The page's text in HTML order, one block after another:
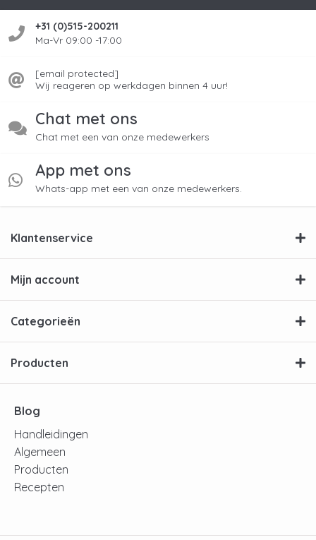
+31 (0)515-200211
Ma-Vr 09:00 -17:00
[email protected]
Wij reageren op werkdagen binnen 4 uur!
Chat met ons
Chat met een van onze medewerkers
App met ons
Whats-app met een van onze medewerkers.
Klantenservice
Mijn account
Categorieën
Producten
Blog
Handleidingen
Algemeen
Producten
Recepten